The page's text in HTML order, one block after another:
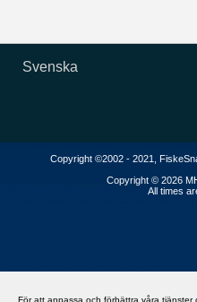
För att anpassa och förbättra våra tjänster
Svenska
Copyright ©2002 - 2021,
Copyright © 2026
All times